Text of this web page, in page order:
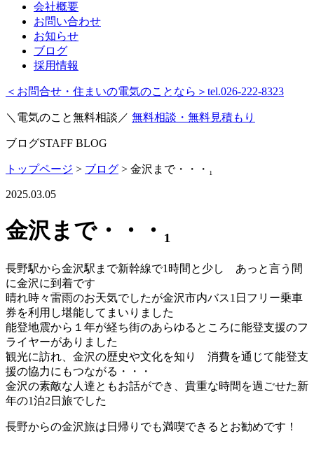
会社概要
お問い合わせ
お知らせ
ブログ
採用情報
＜お問合せ・住まいの電気のことなら＞ tel.026-222-8323
＼電気のこと無料相談／ 無料相談・無料見積もり
ブログSTAFF BLOG
トップページ > ブログ > 金沢まで・・・₁
2025.03.05
金沢まで・・・₁
長野駅から金沢駅まで新幹線で1時間と少し あっと言う間
に金沢に到着です
晴れ時々雷雨のお天気でしたが金沢市内バス1日フリー乗車
券を利用し堪能してまいりました
能登地震から１年が経ち街のあらゆるところに能登支援のフ
ライヤーがありました
観光に訪れ、金沢の歴史や文化を知り 消費を通じて能登支
援の協力にもつながる・・・
金沢の素敵な人達ともお話ができ、貴重な時間を過ごせた新
年の1泊2日旅でした
長野からの金沢旅は日帰りでも満喫できるとお勧めです！